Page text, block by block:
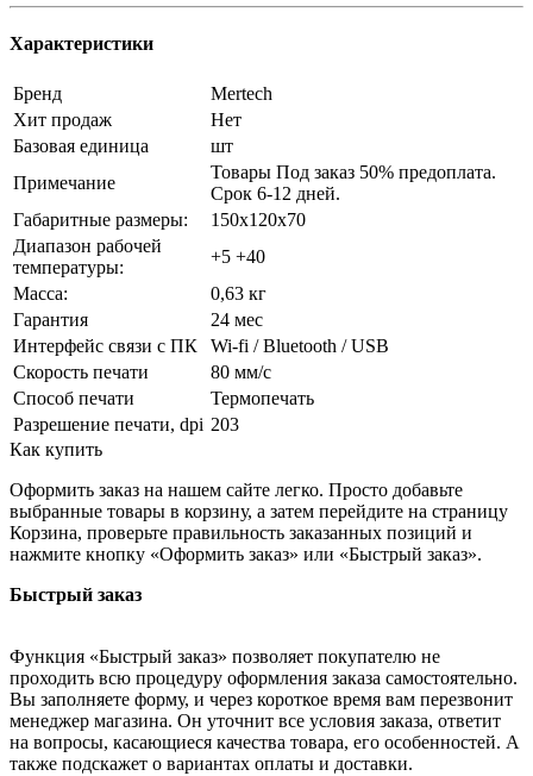
Характеристики
Бренд
Mertech
Хит продаж
Нет
Базовая единица
шт
Примечание
Товары Под заказ 50% предоплата.
Срок 6-12 дней.
Габаритные размеры:
150х120х70
Диапазон рабочей
температуры:
+5 +40
Масса:
0,63 кг
Гарантия
24 мес
Интерфейс связи с ПК
Wi-fi / Bluetooth / USB
Скорость печати
80 мм/с
Способ печати
Термопечать
Разрешение печати, dpi 203
Как купить
Оформить заказ на нашем сайте легко. Просто добавьте
выбранные товары в корзину, а затем перейдите на страницу
Корзина, проверьте правильность заказанных позиций и
нажмите кнопку «Оформить заказ» или «Быстрый заказ».
Быстрый заказ
Функция «Быстрый заказ» позволяет покупателю не
проходить всю процедуру оформления заказа самостоятельно.
Вы заполняете форму, и через короткое время вам перезвонит
менеджер магазина. Он уточнит все условия заказа, ответит
на вопросы, касающиеся качества товара, его особенностей. А
также подскажет о вариантах оплаты и доставки.